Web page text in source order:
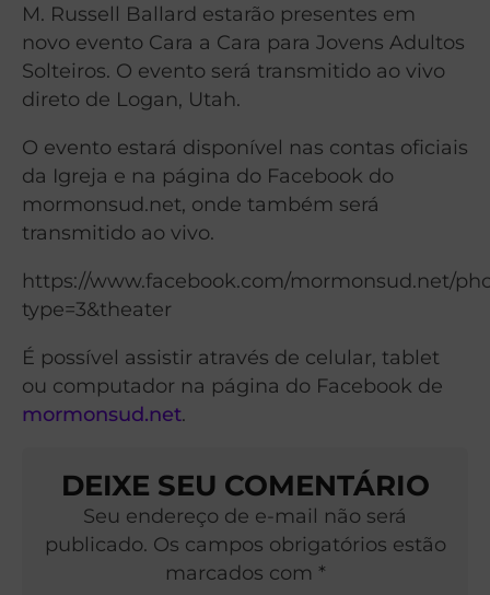
M. Russell Ballard estarão presentes em
novo evento Cara a Cara para Jovens Adultos
Solteiros. O evento será transmitido ao vivo
direto de Logan, Utah.
O evento estará disponível nas contas oficiais
da Igreja e na página do Facebook do
mormonsud.net, onde também será
transmitido ao vivo.
https://www.facebook.com/mormonsud.net/
type=3&theater
É possível assistir através de celular, tablet
ou computador na página do Facebook de
mormonsud.net.
DEIXE SEU COMENTÁRIO
Seu endereço de e-mail não será
publicado. Os campos obrigatórios estão
marcados com *